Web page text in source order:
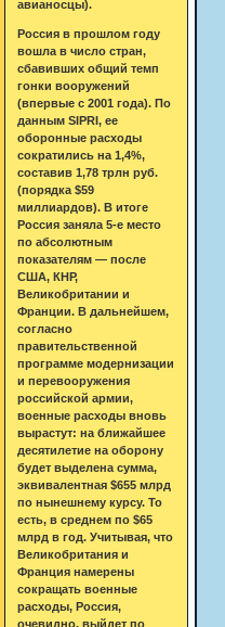
авианосцы).
Россия в прошлом году
вошла в число стран,
сбавивших общий темп
гонки вооружений
(впервые с 2001 года). По
данным SIPRI, ее
оборонные расходы
сократились на 1,4%,
составив 1,78 трлн руб.
(порядка $59
миллиардов). В итоге
Россия заняла 5-е место
по абсолютным
показателям — после
США, КНР,
Великобритании и
Франции. В дальнейшем,
согласно
правительственной
программе модернизации
и перевооружения
российской армии,
военные расходы вновь
вырастут: на ближайшее
десятилетие на оборону
будет выделена сумма,
эквивалентная $655 млрд
по нынешнему курсу. То
есть, в среднем по $65
млрд в год. Учитывая, что
Великобритания и
Франция намерены
сокращать военные
расходы, Россия,
очевидно, выйдет по